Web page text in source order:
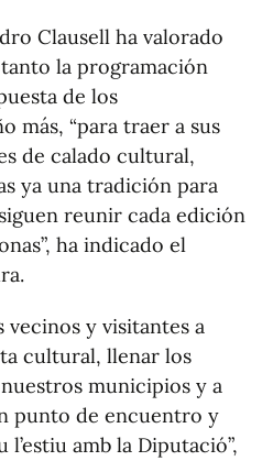
Clausell ha valorado
la programación
de los
más, “para traer a sus
de calado cultural,
ya una tradición para
reunir cada edición
ha indicado el
vecinos y visitantes a
cultural, llenar los
municipios y a
punto de encuentro y
amb la Diputació”,